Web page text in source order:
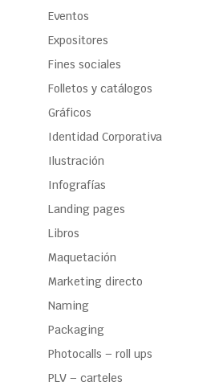
Eventos
Expositores
Fines sociales
Folletos y catálogos
Gráficos
Identidad Corporativa
Ilustración
Infografías
Landing pages
Libros
Maquetación
Marketing directo
Naming
Packaging
Photocalls – roll ups
PLV – carteles